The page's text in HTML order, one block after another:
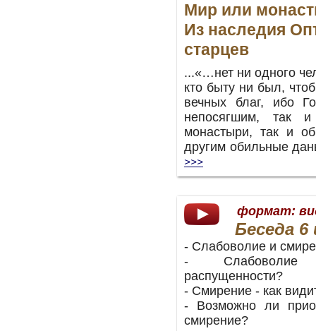
Мир или
Из наследия
старцев
...«…нет ни одного
кто быту ни был,
вечных благ, ибо
непосягшим, так
монастыри, так и
другим обильные
>>>
формат:
Беседа 6
- Слабоволие и
- Слабоволие
распущенности?
- Смирение - как
- Возможно ли
смирение?